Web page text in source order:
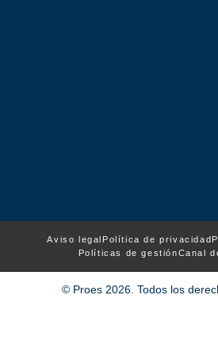
Aviso legal Política de privacidad
Políticas de gestiónCanal
© Proes 2026. Todos los